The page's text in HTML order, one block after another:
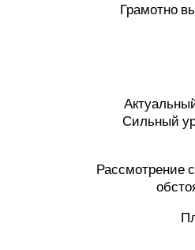
Грамотно
Сильный
Рассмотрение